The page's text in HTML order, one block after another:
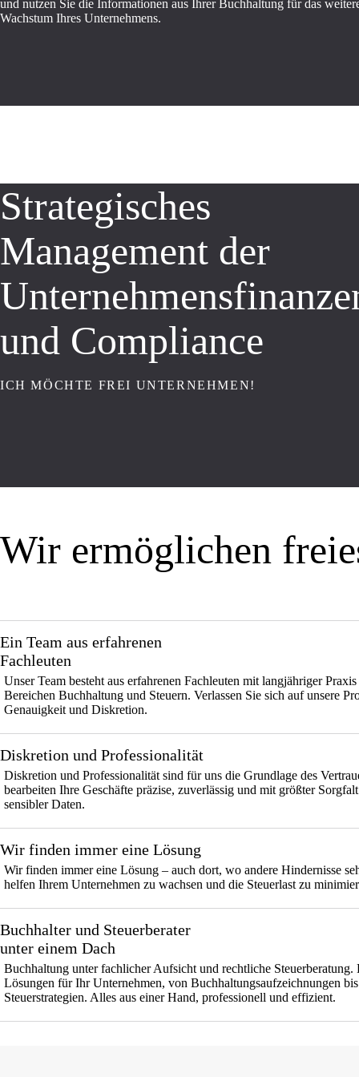
und nutzen Sie die Informationen aus Ihrer Buchhaltung für das
Wachstum Ihres Unternehmens.
Strategisches
Management der
und Compliance
ICH MÖCHTE FREI UNTERNEHMEN!
Wir ermöglichen
Ein Team aus erfahrenen
Fachleuten
Unser Team besteht aus erfahrenen Fachleuten mit langjähriger
Bereichen Buchhaltung und Steuern. Verlassen Sie sich auf unsere
Genauigkeit und Diskretion.
Diskretion und Professionalität
Diskretion und Professionalität sind für uns die Grundlage des
bearbeiten Ihre Geschäfte präzise, zuverlässig und mit größter
sensibler Daten.
Wir finden immer eine Lösung
Wir finden immer eine Lösung – auch dort, wo andere Hindernisse
helfen Ihrem Unternehmen zu wachsen und die Steuerlast zu
Buchhalter und Steuerberater
unter einem Dach
Buchhaltung unter fachlicher Aufsicht und rechtliche Steuerberatung.
Lösungen für Ihr Unternehmen, von Buchhaltungsaufzeichnungen
Steuerstrategien. Alles aus einer Hand, professionell und effizient.